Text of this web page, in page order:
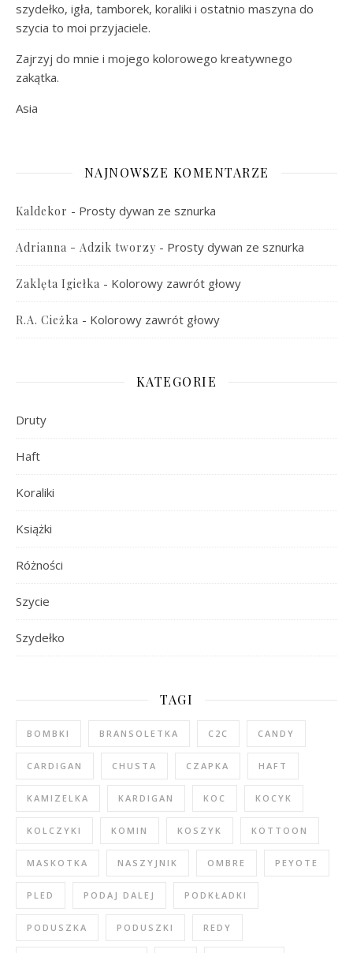
szydełko, igła, tamborek, koraliki i ostatnio maszyna do
szycia to moi przyjaciele.
Zajrzyj do mnie i mojego kolorowego kreatywnego
zakątka.
Asia
NAJNOWSZE KOMENTARZE
Kaldekor - Prosty dywan ze sznurka
Adrianna - Adzik tworzy - Prosty dywan ze sznurka
Zaklęta Igiełka - Kolorowy zawrót głowy
R.A. Cieżka - Kolorowy zawrót głowy
KATEGORIE
Druty
Haft
Koraliki
Książki
Różności
Szycie
Szydełko
TAGI
BOMBKI BRANSOLETKA C2C CANDY
CARDIGAN CHUSTA CZAPKA HAFT
KAMIZELKA KARDIGAN KOC KOCYK
KOLCZYKI KOMIN KOSZYK KOTTOON
MASKOTKA NASZYJNIK OMBRE PEYOTE
PLED PODAJ DALEJ PODKŁADKI
PODUSZKA PODUSZKI REDY